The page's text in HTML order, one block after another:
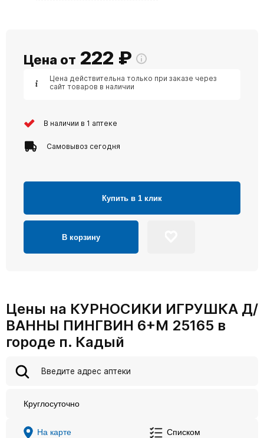
Цена от 222 ₽
Цена действительна только при заказе через
сайт товаров в наличии
В наличии в 1 аптеке
Самовывоз сегодня
Купить в 1 клик
В корзину
Цены на КУРНОСИКИ ИГРУШКА Д/
ВАННЫ ПИНГВИН 6+М 25165 в
городе п. Кадый
Круглосуточно
На карте Списком